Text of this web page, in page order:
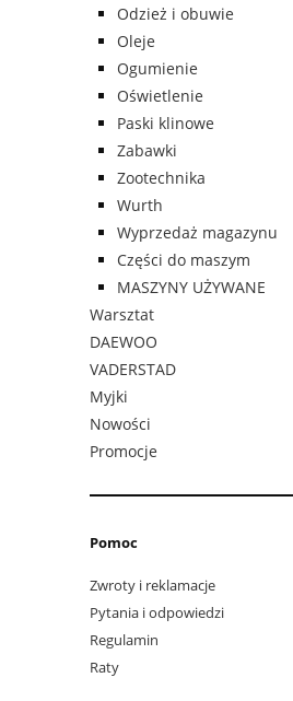
Odzież i obuwie
Oleje
Ogumienie
Oświetlenie
Paski klinowe
Zabawki
Zootechnika
Wurth
Wyprzedaż magazynu
Części do maszym
MASZYNY UŻYWANE
Warsztat
DAEWOO
VADERSTAD
Myjki
Nowości
Promocje
Pomoc
Zwroty i reklamacje
Pytania i odpowiedzi
Regulamin
Raty